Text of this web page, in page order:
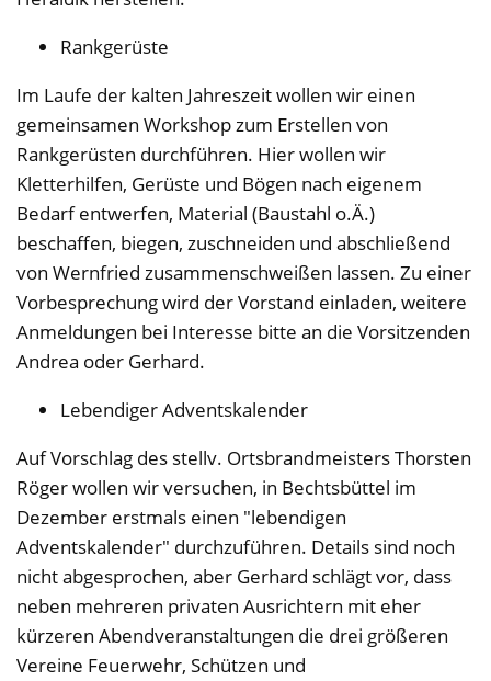
Rankgerüste
Im Laufe der kalten Jahreszeit wollen wir einen
gemeinsamen Workshop zum Erstellen von
Rankgerüsten durchführen. Hier wollen wir
Kletterhilfen, Gerüste und Bögen nach eigenem
Bedarf entwerfen, Material (Baustahl o.Ä.)
beschaffen, biegen, zuschneiden und abschließend
von Wernfried zusammenschweißen lassen. Zu einer
Vorbesprechung wird der Vorstand einladen, weitere
Anmeldungen bei Interesse bitte an die Vorsitzenden
Andrea oder Gerhard.
Lebendiger Adventskalender
Auf Vorschlag des stellv. Ortsbrandmeisters Thorsten
Röger wollen wir versuchen, in Bechtsbüttel im
Dezember erstmals einen "lebendigen
Adventskalender" durchzuführen. Details sind noch
nicht abgesprochen, aber Gerhard schlägt vor, dass
neben mehreren privaten Ausrichtern mit eher
kürzeren Abendveranstaltungen die drei größeren
Vereine Feuerwehr, Schützen und